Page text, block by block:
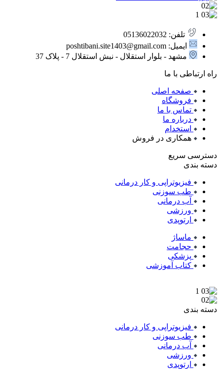
تلفن: 05136022032
ایمیل: poshtibani.site1403@gmail.com
مشهد - بلوار استقلال - نبش استقلال 7 - پلاک 37
راه ارتباطی با ما
صفحه اصلی
فروشگاه
تماس با ما
درباره ما
استخدام
همکاری در فروش
دسترسی سریع
دسته بندی
فیزیوتراپی و کار درمانی
طب سوزنی
آب درمانی
ورزشی
ارتوپدی
ماساژ
حجامت
پزشکی
کتاب آموزشی
دسته بندی
فیزیوتراپی و کار درمانی
طب سوزنی
آب درمانی
ورزشی
ارتوپدی